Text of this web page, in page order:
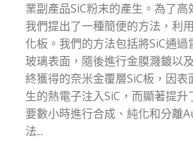
業副產品SiC粉末的產生。為了高
我們提出了一種簡便的方法，利
化板。我們的方法包括將SiC通
玻璃表面，隨後進行金膜濺鍍以
終獲得的奈米金覆層SiC板，因
生的熱電子注入SiC，而顯著提
要數小時進行合成、純化和分離
法...